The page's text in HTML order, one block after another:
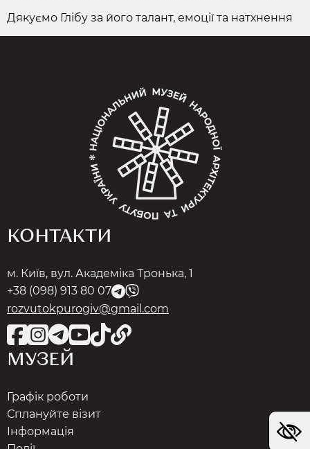
Дякуємо Глібу за його талант, емоції та натхнення
КОНТАКТИ
м. Київ, вул. Академіка Тронька, 1
+38 (098) 913 80 07
rozvutokpurogiv@gmail.com
МУЗЕЙ
Графік роботи
Сплануйте візит
Інформація